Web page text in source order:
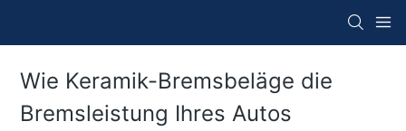
Wie Keramik-Bremsbeläge die
Bremsleistung Ihres Autos